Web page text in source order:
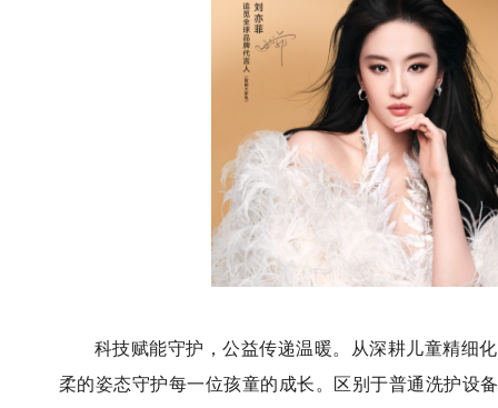
科技赋能守护，公益传递温暖。从深耕儿童精细
柔的姿态守护每一位孩童的成长。区别于普通洗护设